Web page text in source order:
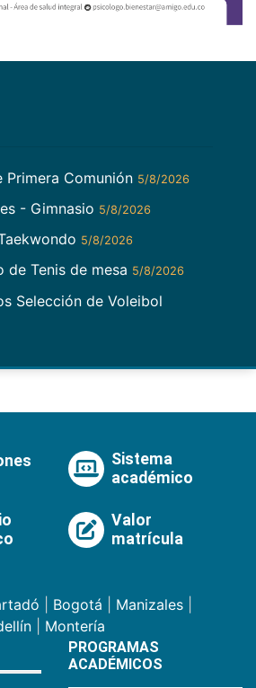
Primera Comunión 5/8/2026
- Gimnasio 5/8/2026
5/8/2026
de Tenis de mesa 5/8/2026
Selección de Voleibol
Sistema
académico
Valor
matrícula
Bogotá Manizales
Montería
PROGRAMAS
ACADÉMICOS